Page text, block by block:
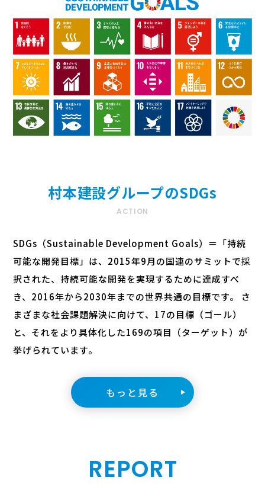
村本建設グループのSDGs
ACTION
SDGs（Sustainable Development Goals）＝「持続
可能な開発目標」は、2015年9月の国連のサミットで採
択された、持続可能な開発を実現するために達成すべ
き、2016年から2030年までの世界共通の目標です。
さ
まざまな社会課題解決に向けて、17の目標（ゴール）
と、それをより具体化した169の項目（ターゲット）が
挙げられています。
もっと見る
REPORT